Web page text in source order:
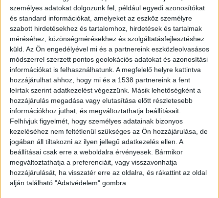
személyes adatokat dolgozunk fel, például egyedi azonosítókat
és standard információkat, amelyeket az eszköz személyre
szabott hirdetésekhez és tartalomhoz, hirdetések és tartalmak
méréséhez, közönségmérésekhez és szolgáltatásfejlesztéshez
küld. Az Ön engedélyével mi és a partnereink eszközleolvasásos
módszerrel szerzett pontos geolokációs adatokat és azonosítási
információkat is felhasználhatunk. A megfelelő helyre kattintva
hozzájárulhat ahhoz, hogy mi és a 1538 partnereink a fent
leírtak szerint adatkezelést végezzünk. Másik lehetőségként a
hozzájárulás megadása vagy elutasítása előtt részletesebb
információkhoz juthat, és megváltoztathatja beállításait.
Felhívjuk figyelmét, hogy személyes adatainak bizonyos
kezeléséhez nem feltétlenül szükséges az Ön hozzájárulása, de
jogában áll tiltakozni az ilyen jellegű adatkezelés ellen. A
beállításai csak erre a weboldalra érvényesek. Bármikor
megváltoztathatja a preferenciáit, vagy visszavonhatja
hozzájárulását, ha visszatér erre az oldalra, és rákattint az oldal
alján található "Adatvédelem" gombra.
Fóliával védték a bútort
Jogg Zsolt tájékoztatása szerint a férfi és
felesége egy borsodi településen élt saját és
nevelőszülőként nevelt kiskorú gyermekeikkel. A
házukban felújítás volt, a vádlott takarófóliával
védte a bútorzatot.A Kékvillogó legfrissebb
híreit ide kattintva éred el! A Facebookon már
341 ezernél is többen követnek minket.